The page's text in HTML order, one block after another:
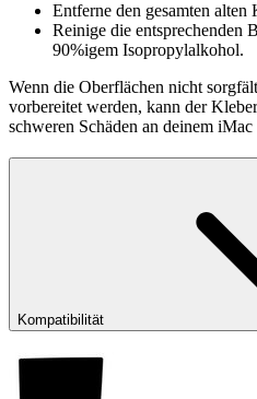
Entferne den gesamten
Reinige die entsprechenden
90%igem Isopropylalkohol.
Wenn die Oberflächen nicht
vorbereitet werden, kann der
schweren Schäden an deinem
Kompatibilität